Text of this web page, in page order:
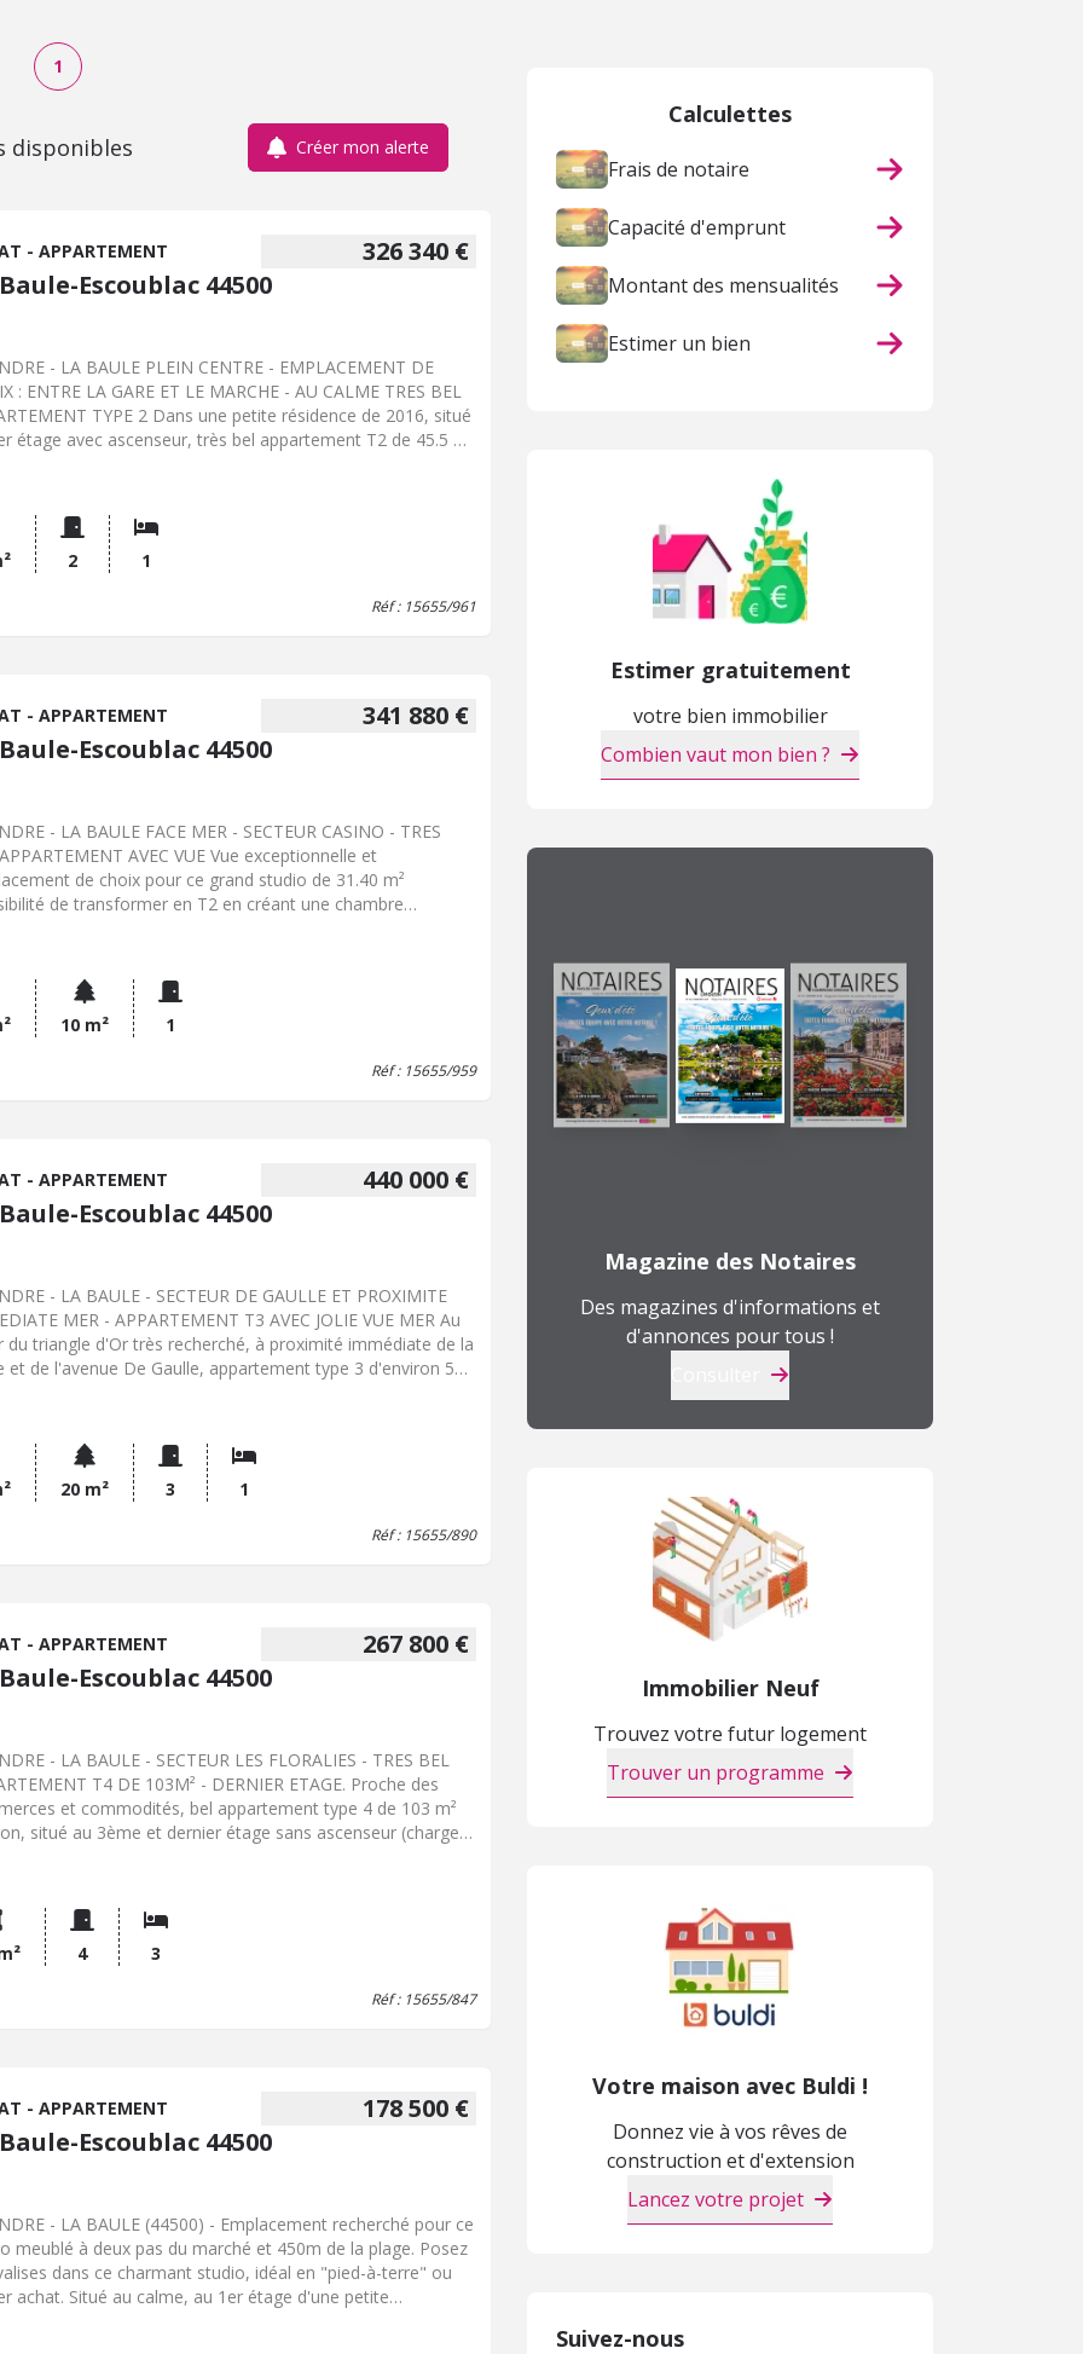
1
disponibles Créer mon alerte
326 340 €
- APPARTEMENT
Escoublac 44500
- LA BAULE PLEIN CENTRE - EMPLACEMENT DE
: ENTRE LA GARE ET LE MARCHE - AU CALME TRES BEL
TYPE 2 Dans une petite résidence de 2016, situé
étage avec ascenseur, très bel appartement T2 de 45.5 m²
exposée Sud/Ouest avec cuisine ouverte aménagée et
équipée ( mobilier haut et bas, réfrigérateur congélateur,
four, plaque à induction et hotte), une chambre
est vendu avec un garage fermé et une cave.
2 1
Réf : 15655/961
341 880 €
- APPARTEMENT
Escoublac 44500
- LA BAULE FACE MER - SECTEUR CASINO - TRES
AVEC VUE Vue exceptionnelle et
de choix pour ce grand studio de 31.40 m²
de transformer en T2 en créant une chambre
avec WC, belle pièce de vie sur terrasse face mer de 10
Résidence des années 70, avec ascenseur. Cave et place de
extérieure privative. Local à vélos.
10 m² 1
Réf : 15655/959
440 000 €
- APPARTEMENT
Escoublac 44500
- LA BAULE - SECTEUR DE GAULLE ET PROXIMITE
MER - APPARTEMENT T3 AVEC JOLIE VUE MER Au
triangle d'Or très recherché, à proximité immédiate de la
et de l'avenue De Gaulle, appartement type 3 d'environ 52
et comprend : entrée / dégagement avec placards ,
salle de bains, un WC, une chambre, un salon-séjour sur
une cuisine indépendante ( possibilité d'avoir 2
cave. Très bel emplacement, tout à pied : Avenue de Gaulle,
20 m² 3 1
Réf : 15655/890
267 800 €
- APPARTEMENT
Escoublac 44500
- LA BAULE - SECTEUR LES FLORALIES - TRES BEL
T4 DE 103M² - DERNIER ETAGE. Proche des
et commodités, bel appartement type 4 de 103 m²
situé au 3ème et dernier étage sans ascenseur (charges
cuisine aménagée et équipée ( refaite en 2022) avec
cuisine, 3 belles chambres dont une avec coin dressing,
WC séparés. L'appartement est vendu avec une place
à vélos communs. Vue dégagée, beaux volumes, proche
4 3
Réf : 15655/847
178 500 €
- APPARTEMENT
Escoublac 44500
- LA BAULE (44500) - Emplacement recherché pour ce
meublé à deux pas du marché et 450m de la plage. Posez
dans ce charmant studio, idéal en "pied-à-terre" ou
achat. Situé au calme, au 1er étage d'une petite
Calculettes
Frais de notaire
Capacité d'emprunt
Montant des mensualités
Estimer un bien
Estimer gratuitement
votre bien immobilier
Combien vaut mon bien ?
Magazine des Notaires
Des magazines d'informations et
d'annonces pour tous !
Immobilier Neuf
Trouvez votre futur logement
Trouver un programme
Votre maison avec Buldi !
Donnez vie à vos rêves de
construction et d'extension
Lancez votre projet
Suivez-nous